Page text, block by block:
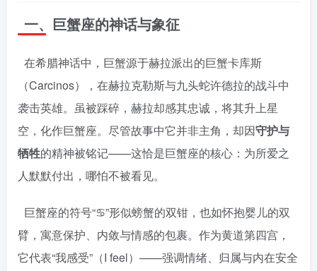
一、巨蟹座的神话与象征
在希腊神话中，巨蟹源于赫拉派出的巨蟹卡库斯
（Carcinos），在赫拉克勒斯与九头蛇许德拉的战斗中
袭击英雄。虽被踩碎，赫拉却感其忠诚，将其升上星
空，化作巨蟹座。尽管故事中它并非主角，却因守护与
牺牲的精神被铭记——这恰是巨蟹座的核心：为所爱之
人默默付出，哪怕不被看见。
巨蟹座的符号“♋”形似螃蟹的双钳，也如怀抱婴儿的双
臂，寓意保护、内敛与情感的包裹。作为黄道第四宫，
它代表“我感受”（I feel）——强调情绪、归属与内在安全